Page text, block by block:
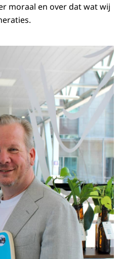
moraal en over dat wat wij